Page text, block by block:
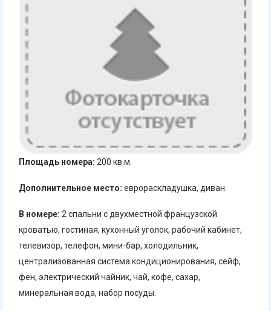
Площадь номера: 200 кв.м.
Дополнительное место: еврораскладушка, диван.
В номере: 2 спальни с двухместной французской
кроватью, гостиная, кухонный уголок, рабочий кабинет,
телевизор, телефон, мини-бар, холодильник,
централизованная система кондиционирования, сейф,
фен, электрический чайник, чай, кофе, сахар,
минеральная вода, набор посуды.